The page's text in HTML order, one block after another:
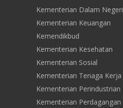
Kementerian Dalam Negeri
Kementerian Keuangan
Kemendikbud
Kementerian Kesehatan
Kementerian Sosial
Kementerian Tenaga Kerja
Kementerian Perindustrian
Kementerian Perdagangan